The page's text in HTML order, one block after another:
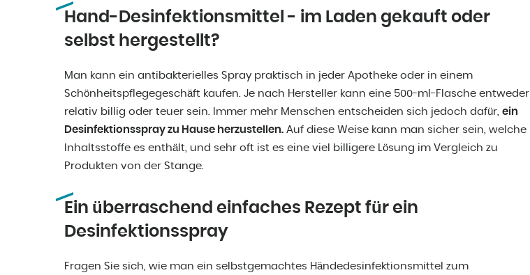
Hand-Desinfektionsmittel - im Laden gekauft oder
selbst hergestellt?
Man kann ein antibakterielles Spray praktisch in jeder Apotheke oder in einem
Schönheitspflegegeschäft kaufen. Je nach Hersteller kann eine 500-ml-Flasche entweder
relativ billig oder teuer sein. Immer mehr Menschen entscheiden sich jedoch dafür, ein
Desinfektionsspray zu Hause herzustellen. Auf diese Weise kann man sicher sein, welche
Inhaltsstoffe es enthält, und sehr oft ist es eine viel billigere Lösung im Vergleich zu
Produkten von der Stange.
Ein überraschend einfaches Rezept für ein
Desinfektionsspray
Fragen Sie sich, wie man ein selbstgemachtes Händedesinfektionsmittel zum